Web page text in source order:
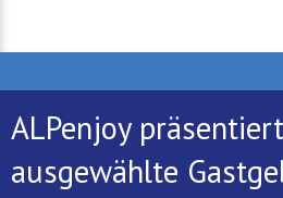
ALPenjoy
ausgewählte